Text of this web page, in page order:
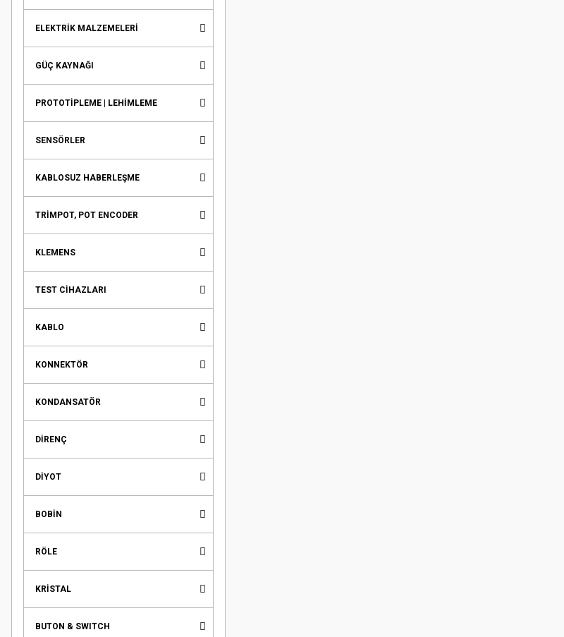
ELEKTRİK MALZEMELERİ
GÜÇ KAYNAĞI
PROTOTİPLEME | LEHİMLEME
SENSÖRLER
KABLOSUZ HABERLEŞME
TRİMPOT, POT ENCODER
KLEMENS
TEST CİHAZLARI
KABLO
KONNEKTÖR
KONDANSATÖR
DİRENÇ
DİYOT
BOBİN
RÖLE
KRİSTAL
BUTON & SWITCH